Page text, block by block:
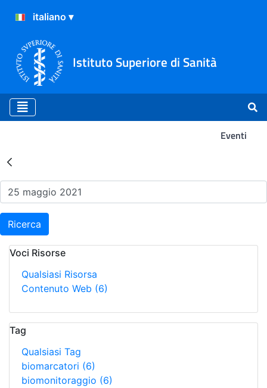
Istituto Superiore di Sanità
Eventi
Risultati della Ricerca -
Ricerca
Voci Risorse
Qualsiasi Risorsa
Contenuto Web (6)
Tag
Qualsiasi Tag
biomarcatori (6)
biomonitoraggio (6)